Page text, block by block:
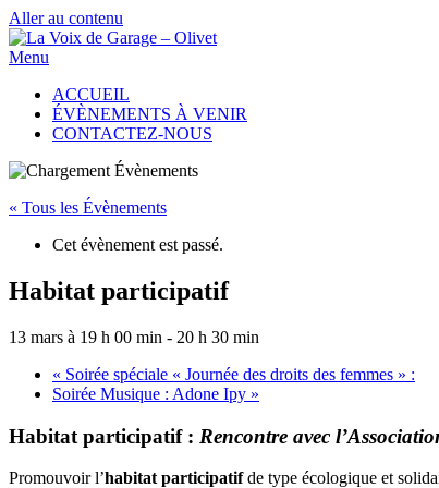
Aller au contenu
Menu
ACCUEIL
ÉVÈNEMENTS À VENIR
CONTACTEZ-NOUS
« Tous les Évènements
Cet évènement est passé.
Habitat participatif
13 mars à 19 h 00 min - 20 h 30 min
« Soirée spéciale « Journée des droits des femmes » :
Soirée Musique : Adone Ipy »
Habitat participatif : Rencontre avec
Promouvoir l’habitat participatifde type écologique et